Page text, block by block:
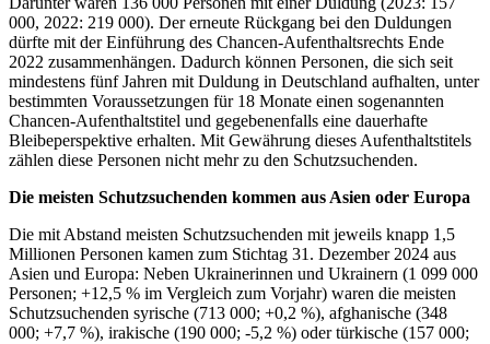
000, 2022: 219 000). Der erneute Rückgang bei den Duldungen
dürfte mit der Einführung des Chancen-Aufenthaltsrechts Ende
2022 zusammenhängen. Dadurch können Personen, die sich seit
mindestens fünf Jahren mit Duldung in Deutschland aufhalten, unter
bestimmten Voraussetzungen für 18 Monate einen sogenannten
Chancen-Aufenthaltstitel und gegebenenfalls eine dauerhafte
Bleibeperspektive erhalten. Mit Gewährung dieses Aufenthaltstitels
zählen diese Personen nicht mehr zu den Schutzsuchenden.
Die meisten Schutzsuchenden kommen aus Asien oder Europa
Die mit Abstand meisten Schutzsuchenden mit jeweils knapp 1,5
Millionen Personen kamen zum Stichtag 31. Dezember 2024 aus
Asien und Europa: Neben Ukrainerinnen und Ukrainern (1 099 000
Personen; +12,5 % im Vergleich zum Vorjahr) waren die meisten
Schutzsuchenden syrische (713 000; +0,2 %), afghanische (348
000; +7,7 %), irakische (190 000; -5,2 %) oder türkische (157 000;